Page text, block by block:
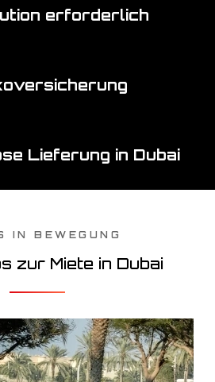
erforderlich
Lieferung in Dubai
IN BEWEGUNG
zur Miete in Dubai